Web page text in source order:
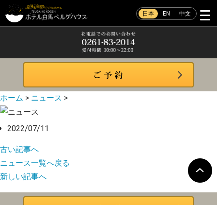
日本 EN 中文
ホーム > ニュース >
2022/07/11
古い記事へ
ニュース一覧へ戻る
新しい記事へ